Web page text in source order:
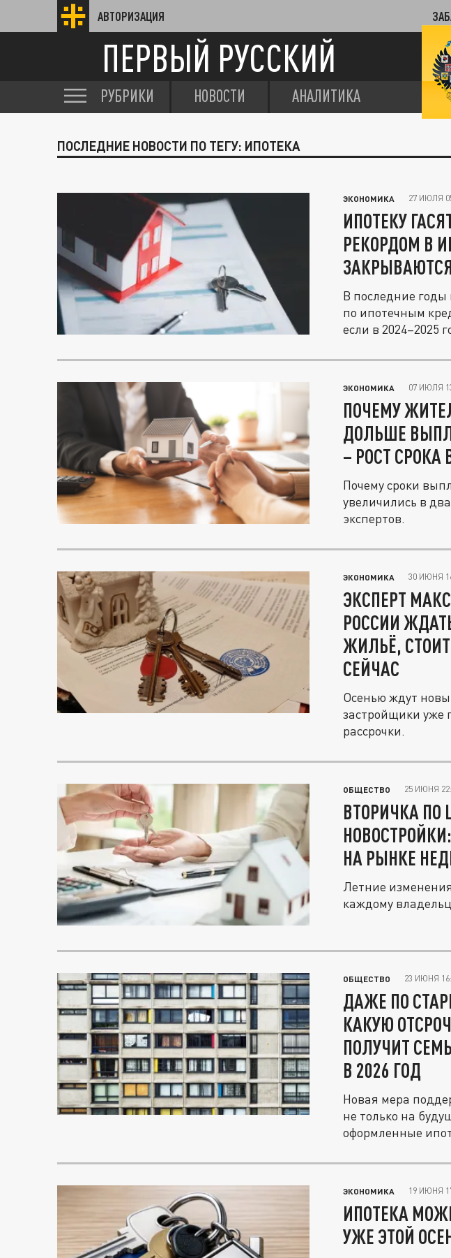
АВТОРИЗАЦИЯ
ПЕРВЫЙ РУССКИЙ
РУБРИКИ НОВОСТИ АНАЛИТИКА
ПОСЛЕДНИЕ НОВОСТИ ПО ТЕГУ: ИПОТЕКА
ЭКОНОМИКА 27 ИЮЛЯ
ИПОТЕКУ
РЕКОРДОМ В
В последние
по ипотечным
если в 2024–2025
ЭКОНОМИКА 07 ИЮЛЯ
ПОЧЕМУ
ДОЛЬШЕ
– РОСТ СРОКА
Почему сроки
увеличились в
экспертов.
ЭКОНОМИКА 30 ИЮНЯ
ЭКСПЕРТ
РОССИИ
ЖИЛЬЁ,
СЕЙЧАС
Осенью ждут
застройщики уже
рассрочки.
ОБЩЕСТВО 25 ИЮНЯ
ВТОРИЧКА ПО
НА РЫНКЕ
Летние
каждому
ОБЩЕСТВО 23 ИЮНЯ
ДАЖЕ ПО
КАКУЮ
ПОЛУЧИТ
В 2026 ГОД
Новая мера
не только на
оформленные
ЭКОНОМИКА 19 ИЮНЯ
ИПОТЕКА
УЖЕ ЭТОЙ